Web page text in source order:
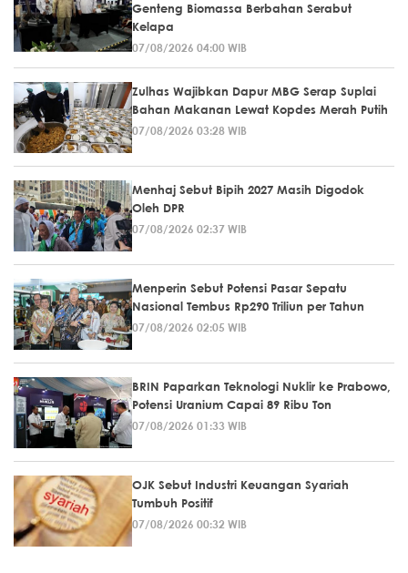
Genteng Biomassa Berbahan Serabut
Kelapa
07/08/2026 04:00 WIB
Zulhas Wajibkan Dapur MBG Serap Suplai
Bahan Makanan Lewat Kopdes Merah Putih
07/08/2026 03:28 WIB
Menhaj Sebut Bipih 2027 Masih Digodok
Oleh DPR
07/08/2026 02:37 WIB
Menperin Sebut Potensi Pasar Sepatu
Nasional Tembus Rp290 Triliun per Tahun
07/08/2026 02:05 WIB
BRIN Paparkan Teknologi Nuklir ke Prabowo,
Potensi Uranium Capai 89 Ribu Ton
07/08/2026 01:33 WIB
OJK Sebut Industri Keuangan Syariah
Tumbuh Positif
07/08/2026 00:32 WIB